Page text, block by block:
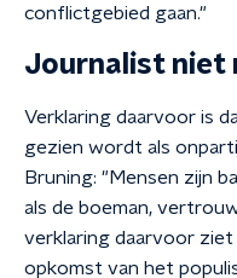
conflictgebied gaan."
Journalist niet
Verklaring daarvoor is
gezien wordt als
Bruning: "Mensen zijn
als de boeman,
verklaring daarvoor
opkomst van het